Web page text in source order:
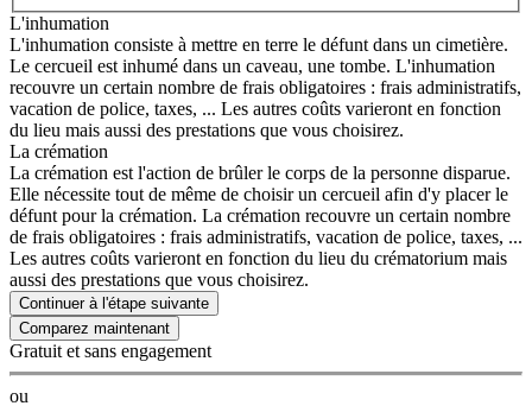
L'inhumation
L'inhumation consiste à mettre en terre le défunt dans un cimetière.
Le cercueil est inhumé dans un caveau, une tombe. L'inhumation
recouvre un certain nombre de frais obligatoires : frais administratifs,
vacation de police, taxes, ... Les autres coûts varieront en fonction
du lieu mais aussi des prestations que vous choisirez.
La crémation
La crémation est l'action de brûler le corps de la personne disparue.
Elle nécessite tout de même de choisir un cercueil afin d'y placer le
défunt pour la crémation. La crémation recouvre un certain nombre
de frais obligatoires : frais administratifs, vacation de police, taxes, ...
Les autres coûts varieront en fonction du lieu du crématorium mais
aussi des prestations que vous choisirez.
Continuer à l'étape suivante
Gratuit et sans engagement
ou